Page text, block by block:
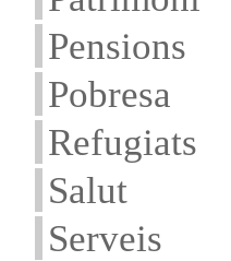
Pensions
Pobresa
Refugiats
Salut
Serveis